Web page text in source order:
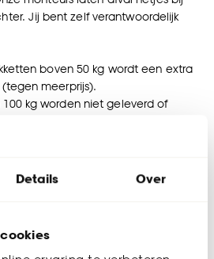
Details Over
Jij bent zelf verantwoordelijk
boven 50 kg wordt een extra
meerprijs).
kg worden niet geleverd of
aandachtspunten
voorbereidingen als voor
wordt gelegd. Dit voorkomt naden